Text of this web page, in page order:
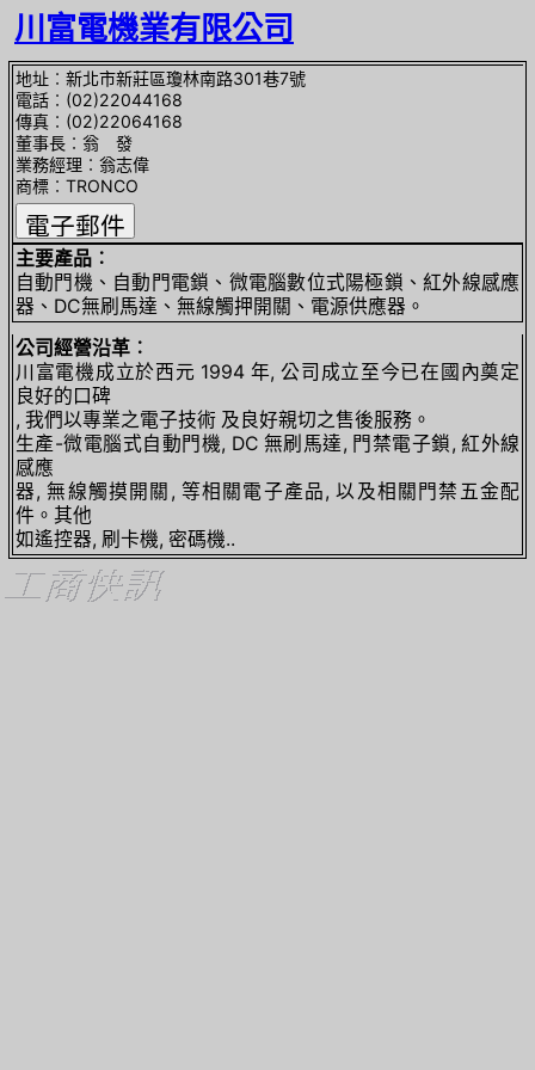
川富電機業有限公司
地址︰新北市新莊區瓊林南路301巷7號
電話︰(02)22044168
傳真︰(02)22064168
董事長︰翁 發
業務經理︰翁志偉
商標︰TRONCO
主要產品︰
自動門機、自動門電鎖、微電腦數位式陽極鎖、紅外線感應
器、DC無刷馬達、無線觸押開關、電源供應器。
公司經營沿革︰
川富電機成立於西元 1994 年, 公司成立至今已在國內奠定
良好的口碑
, 我們以專業之電子技術 及良好親切之售後服務。
生產-微電腦式自動門機, DC 無刷馬達, 門禁電子鎖, 紅外線
感應
器, 無線觸摸開關, 等相關電子產品, 以及相關門禁五金配
件。其他
如遙控器, 刷卡機, 密碼機..